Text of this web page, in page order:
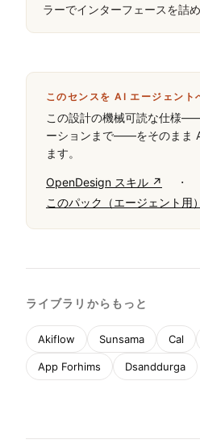
ラーでインターフェースを詰
このセンスを AI エージェント
この設計の機械可読な仕様
ーションまで——をそのまま
ます。
OpenDesign スキル ↗ ·
このパック（エージェント用
ライブラリからもっと
Akiflow Sunsama Cal
App Forhims Dsanddurga